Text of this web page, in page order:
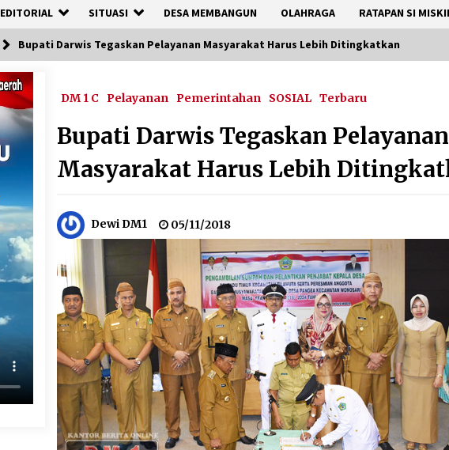
EDITORIAL SITUASI DESA MEMBANGUN OLAHRAGA RATAPAN SI
Bupati Darwis Tegaskan Pelayanan Masyarakat Harus Lebih Ditingkatkan
DM 1 C Pelayanan Pemerintahan SOSIAL Terbaru
Bupati Darwis Tegaskan Pelayanan
Masyarakat Harus Lebih
Dewi DM1 05/11/2018